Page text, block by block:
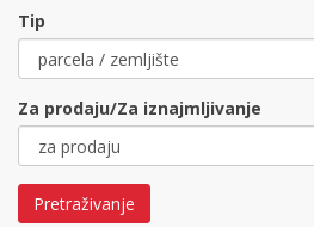
Tip
Za prodaju/Za iznajmljivanje
Pretraživanje